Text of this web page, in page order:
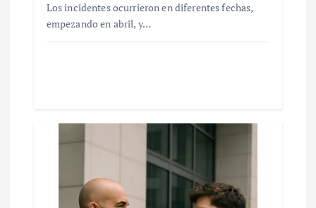
Los incidentes ocurrieron en diferentes fechas,
empezando en abril, y…